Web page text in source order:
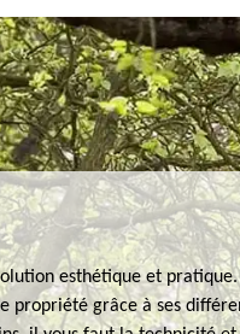
esthétique et
propriété grâce à ses